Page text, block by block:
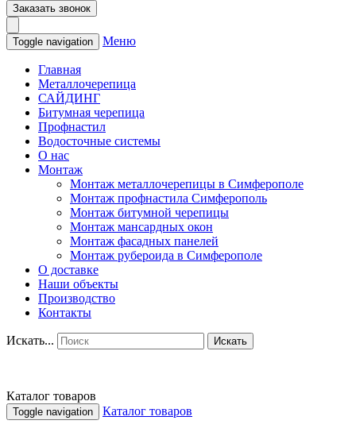
Заказать звонок
Toggle navigation Меню
Главная
Металлочерепица
САЙДИНГ
Битумная черепица
Профнастил
Водосточные системы
О нас
Монтаж
Монтаж металлочерепицы в Симферополе
Монтаж профнастила Симферополь
Монтаж битумной черепицы
Монтаж мансардных окон
Монтаж фасадных панелей
Монтаж рубероида в Симферополе
О доставке
Наши объекты
Производство
Контакты
Искать... Искать
Каталог товаров
Toggle navigation Каталог товаров